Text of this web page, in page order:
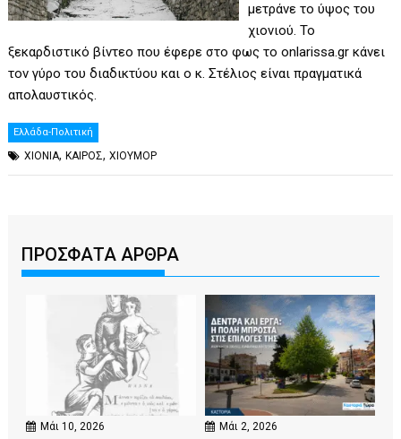
μετράνε το ύψος του
χιονιού. Το
ξεκαρδιστικό βίντεο που έφερε στο φως το onlarissa.gr κάνει
τον γύρο του διαδικτύου και ο κ. Στέλιος είναι πραγματικά
απολαυστικός.
Ελλάδα-Πολιτική
XIONIA,ΚΑΙΡΟΣ,ΧΙΟΥΜΟΡ
ΠΡΟΣΦΑΤΑ ΑΡΘΡΑ
Μάι 10, 2026 Μάι 2, 2026